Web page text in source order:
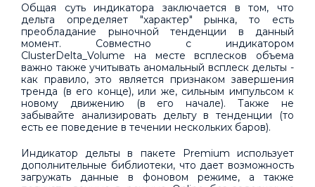
Общая суть индикатора заключается в том, что
дельта определяет "характер" рынка, то есть
преобладание рыночной тенденции в данный
момент. Совместно с индикатором
ClusterDelta_Volume на месте всплесков объема
важно также учитывать аномальный всплеск дельты -
как правило, это является признаком завершения
тренда (в его конце), или же, сильным импульсом к
новому движению (в его начале). Также не
забывайте анализировать дельту в тенденции (то
есть ее поведение в течении нескольких баров).
Индикатор дельты в пакете Premium использует
дополнительные библиотеки, что дает возможность
загружать данные в фоновом режиме, а также